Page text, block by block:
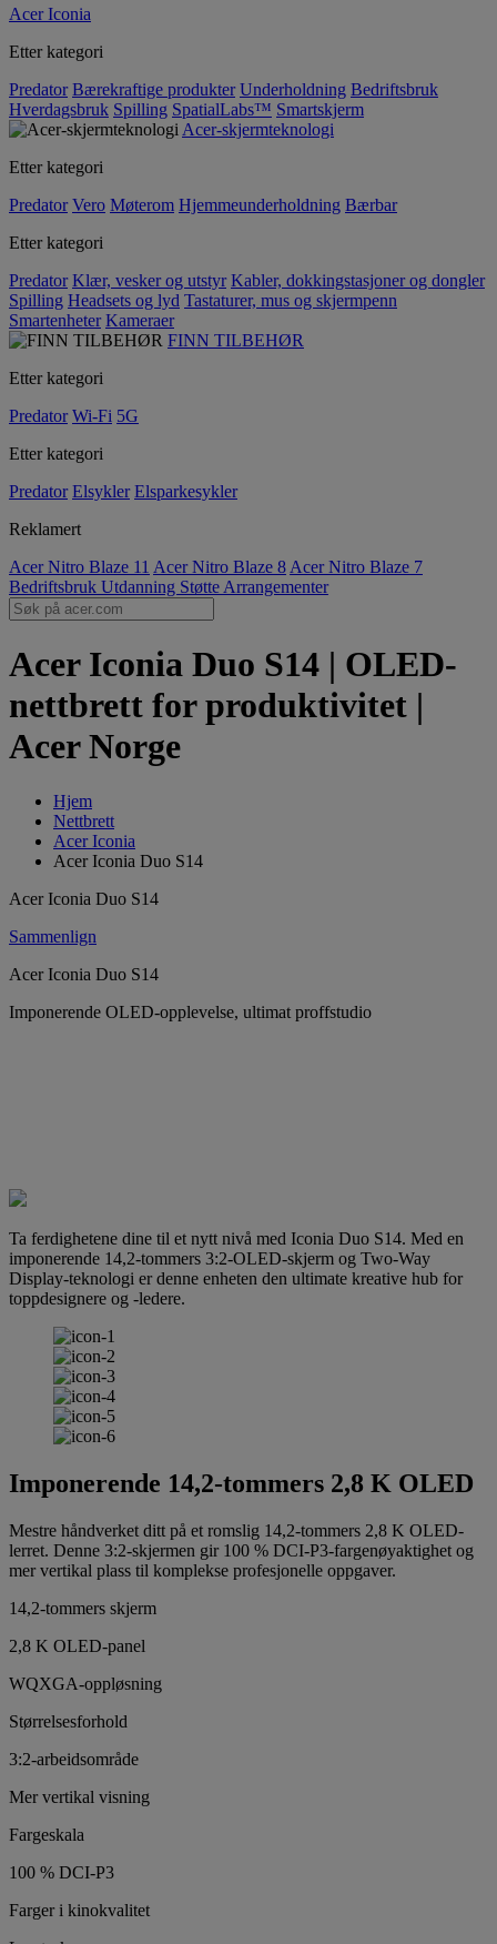
Acer Iconia
Etter kategori
Predator Bærekraftige produkter Underholdning Bedriftsbruk
Hverdagsbruk Spilling SpatialLabs™ Smartskjerm
Acer-skjermteknologi
Etter kategori
Predator Vero Møterom Hjemmeunderholdning Bærbar
Etter kategori
Predator Klær, vesker og utstyr Kabler, dokkingstasjoner og dongler
Spilling Headsets og lyd Tastaturer, mus og skjermpenn
Smartenheter Kameraer
FINN TILBEHØR
Etter kategori
Predator Wi-Fi 5G
Etter kategori
Predator Elsykler Elsparkesykler
Reklamert
Acer Nitro Blaze 11 Acer Nitro Blaze 8 Acer Nitro Blaze 7
Bedriftsbruk Utdanning Støtte Arrangementer
Acer Iconia Duo S14 | OLED-
nettbrett for produktivitet |
Acer Norge
Hjem
Nettbrett
Acer Iconia
Acer Iconia Duo S14
Acer Iconia Duo S14
Sammenlign
Acer Iconia Duo S14
Imponerende OLED-opplevelse, ultimat proffstudio
Ta ferdighetene dine til et nytt nivå med Iconia Duo S14. Med en
imponerende 14,2-tommers 3:2-OLED-skjerm og Two-Way
Display-teknologi er denne enheten den ultimate kreative hub for
toppdesignere og -ledere.
Imponerende 14,2-tommers 2,8 K OLED
Mestre håndverket ditt på et romslig 14,2-tommers 2,8 K OLED-
lerret. Denne 3:2-skjermen gir 100 % DCI-P3-fargenøyaktighet og
mer vertikal plass til komplekse profesjonelle oppgaver.
14,2-tommers skjerm
2,8 K OLED-panel
WQXGA-oppløsning
Størrelsesforhold
3:2-arbeidsområde
Mer vertikal visning
Fargeskala
100 % DCI-P3
Farger i kinokvalitet